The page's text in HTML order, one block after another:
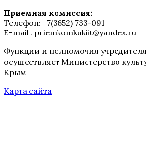
Приемная комиссия:
Телефон: +7(3652) 733-091
E-mail : priemkomkukiit@yandex.ru
Функции и полномочия
осуществляет Министерство
Крым
Карта сайта